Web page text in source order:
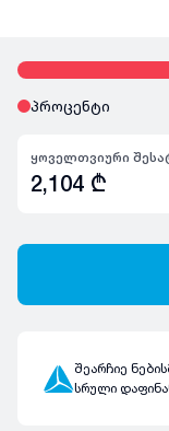
პროცენტი
ყოველთვიური
2,104 ₾
შეარჩიე
სრული